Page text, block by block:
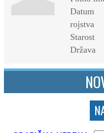
Datum
rojstva
Starost
Država